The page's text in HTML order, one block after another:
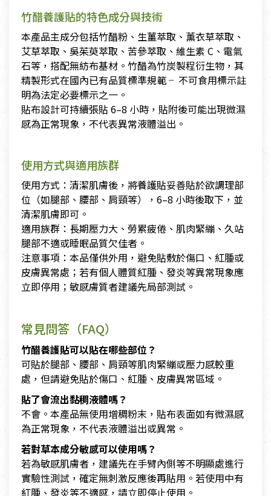
竹醋養護貼的特色成分與技術
本產品主成分包括竹醋粉、生薑萃取、薰衣草萃取、
艾草萃取、吳茱萸萃取、苦參萃取、維生素 C、電氣
石等，搭配無紡布基材。竹醋為竹炭製程衍生物，其
精製形式在國內已有品質標準規範 ╴不可食用標示註
明為法定必要標示之一。
貼布設計可持續張貼 6–8 小時，貼附後可能出現微濕
感為正常現象，不代表異常液體溢出。
使用方式與適用族群
使用方式：清潔肌膚後，將養護貼妥善貼於欲調理部
位（如腿部、腰部、肩頸等），6–8 小時後取下，並
清潔肌膚即可。
適用族群：長期壓力大、勞累疲倦、肌肉緊繃、久站
腿部不適或睡眠品質欠佳者。
注意事項：本品僅供外用，避免貼敷於傷口、紅腫或
皮膚異常處；若有個人體質紅腫、發炎等異常現象應
立即停用；敏感膚質者建議先局部測試。
常見問答（FAQ）
竹醋養護貼可以貼在哪些部位？
可貼於腿部、腰部、肩頸等肌肉緊繃或壓力感較重
處，但請避免貼於傷口、紅腫、皮膚異常區域。
貼了會流出黏稠液體嗎？
不會。本產品無使用增稠粉末，貼布表面如有微濕感
為正常現象，不代表液體溢出或異常。
若對草本成分敏感可以使用嗎？
若為敏感肌膚者，建議先在手臂內側等不明顯處進行
實驗性測試，確定無刺激反應後再貼用。若使用中有
紅腫、發炎等不適感，請立即停止使用。